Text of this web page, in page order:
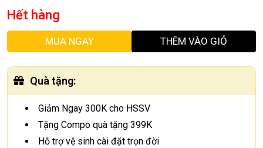
Hết hàng
MUA NGAY THÊM VÀO GIỎ
Quà tặng:
Giảm Ngay 300K cho HSSV
Tặng Compo quà tặng 399K
Hỗ trợ vệ sinh cài đặt trọn đời